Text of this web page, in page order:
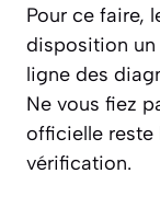
Pour ce faire,
disposition un
ligne des
Ne vous fiez
officielle reste
vérification.